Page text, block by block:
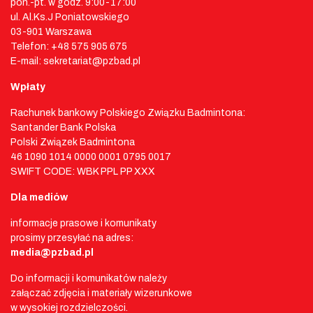
pon.-pt. w godz. 9:00-17:00
ul. Al.Ks.J Poniatowskiego
03-901 Warszawa
Telefon: +48 575 905 675
E-mail: sekretariat@pzbad.pl
Wpłaty
Rachunek bankowy Polskiego Związku Badmintona:
Santander Bank Polska
Polski Związek Badmintona
46 1090 1014 0000 0001 0795 0017
SWIFT CODE: WBK PPL PP XXX
Dla mediów
informacje prasowe i komunikaty
prosimy przesyłać na adres:
media@pzbad.pl
Do informacji i komunikatów należy
załączać zdjęcia i materiały wizerunkowe
w wysokiej rozdzielczości.